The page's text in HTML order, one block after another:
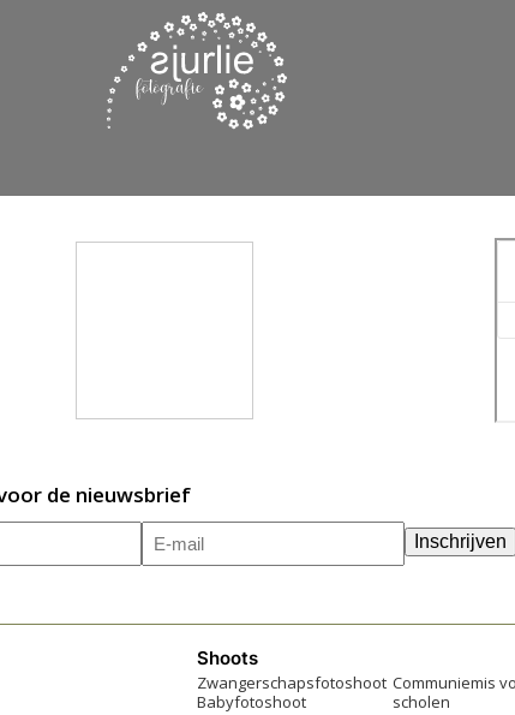
de nieuwsbrief
E-
mailadres(Vereist)
Inschrijven
Shoots
Zwangerschapsfotoshoot
Babyfotoshoot
Communiemis
scholen